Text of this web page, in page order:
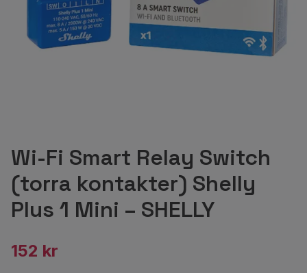
Wi-Fi Smart Relay Switch
(torra kontakter) Shelly
Plus 1 Mini – SHELLY
152 kr